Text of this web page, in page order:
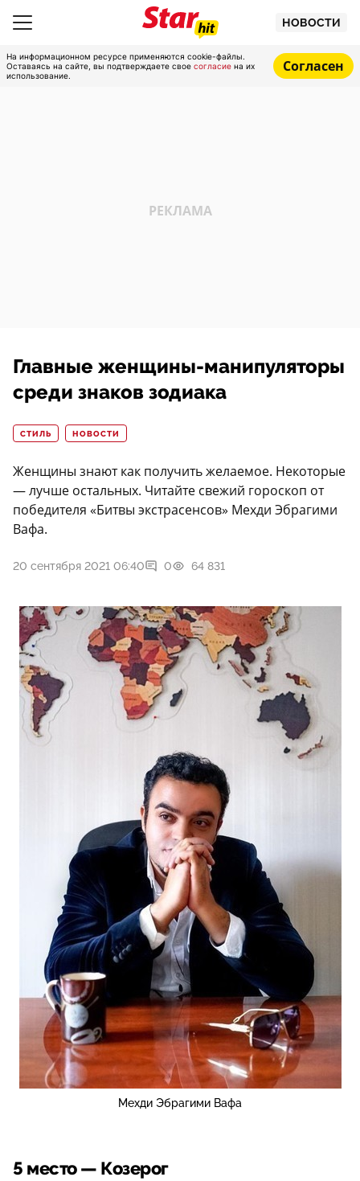
НОВОСТИ
На информационном ресурсе применяются cookie-файлы.
Оставаясь на сайте, вы подтверждаете свое согласие на их
использование.
Согласен
Главные женщины-манипуляторы
среди знаков зодиака
СТИЛЬ НОВОСТИ
Женщины знают как получить желаемое. Некоторые
— лучше остальных. Читайте свежий гороскоп от
победителя «Битвы экстрасенсов» Мехди Эбрагими
Вафа.
20 сентября 2021 06:40 0 64 831
Мехди Эбрагими Вафа
5 место — Козерог